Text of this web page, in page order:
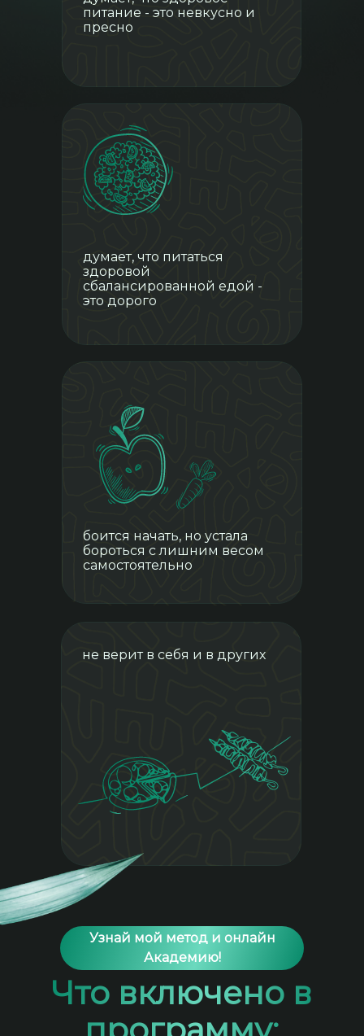
боится начать, но устала
бороться с лишним весом
самостоятельно
питание - это невкусно и
пресно
не верит в себя и в других
думает, что питаться
здоровой
сбалансированной едой -
это дорого
Узнай мой метод и онлайн
Академию!
Что включено в
программу:
разнообразное,
сбалансированное, с
граммами и подробными
рецептами, традиционное
питание.
Видеотренировки силовые
(для опытных и для
«пресс мечты». Тренировки
в записи, выполняешь в
удобное время и в свой